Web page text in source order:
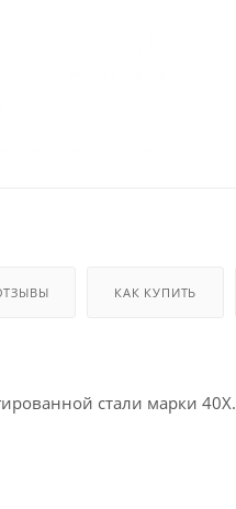
КАК КУПИТЬ
стали марки 40Х.